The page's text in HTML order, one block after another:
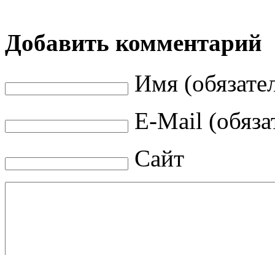
Добавить комментарий
Имя
E-Mail
Сайт